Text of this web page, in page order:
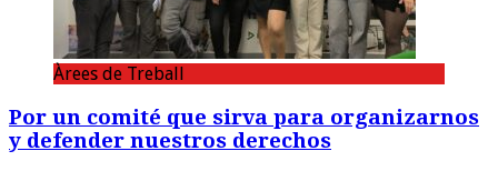
Àrees de Treball
Por un comité que sirva para organizarnos
y defender nuestros derechos